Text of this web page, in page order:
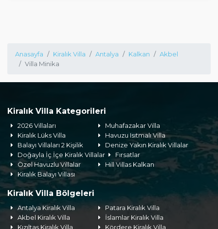
Anasayfa Kiralık Villa Antalya Kalkan
Akbel
Villa Minika
Kiralık Villa Kategorileri
2026 Villaları
Muhafazakar Villa
Kiralık Lüks Villa
Havuzu Isıtmalı Villa
Balayı Villaları 2 Kişilik
Denize Yakın Kiralık Villalar
Doğayla İç İçe Kiralık Villalar
Fırsatlar
Özel Havuzlu Villalar
Hill Villas Kalkan
Kiralık Balayı Villası
Kiralık Villa Bölgeleri
Antalya Kiralık Villa
Patara Kiralık Villa
Akbel Kiralık Villa
İslamlar Kiralık Villa
Kızıltaş Kiralık Villa
Kördere Kiralık Villa